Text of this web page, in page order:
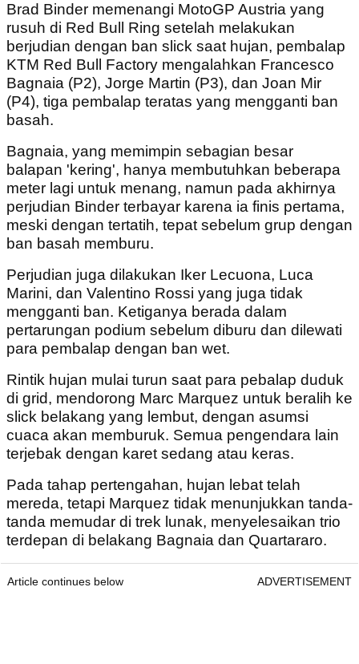
Brad Binder memenangi MotoGP Austria yang
rusuh di Red Bull Ring setelah melakukan
berjudian dengan ban slick saat hujan, pembalap
KTM Red Bull Factory mengalahkan Francesco
Bagnaia (P2), Jorge Martin (P3), dan Joan Mir
(P4), tiga pembalap teratas yang mengganti ban
basah.
Bagnaia, yang memimpin sebagian besar
balapan 'kering', hanya membutuhkan beberapa
meter lagi untuk menang, namun pada akhirnya
perjudian Binder terbayar karena ia finis pertama,
meski dengan tertatih, tepat sebelum grup dengan
ban basah memburu.
Perjudian juga dilakukan Iker Lecuona, Luca
Marini, dan Valentino Rossi yang juga tidak
mengganti ban. Ketiganya berada dalam
pertarungan podium sebelum diburu dan dilewati
para pembalap dengan ban wet.
Rintik hujan mulai turun saat para pebalap duduk
di grid, mendorong Marc Marquez untuk beralih ke
slick belakang yang lembut, dengan asumsi
cuaca akan memburuk. Semua pengendara lain
terjebak dengan karet sedang atau keras.
Pada tahap pertengahan, hujan lebat telah
mereda, tetapi Marquez tidak menunjukkan tanda-
tanda memudar di trek lunak, menyelesaikan trio
terdepan di belakang Bagnaia dan Quartararo.
Article continues below ADVERTISEMENT